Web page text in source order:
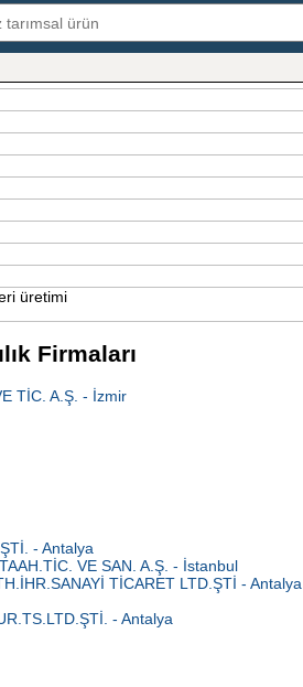
üretimi
Firmaları
TİC. A.Ş. - İzmir
- Antalya
VE SAN. A.Ş. - İstanbul
TİCARET LTD.ŞTİ - Antalya
- Antalya